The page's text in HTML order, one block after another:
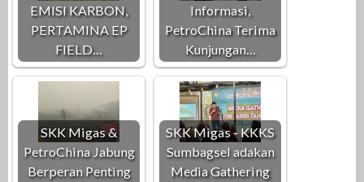
EMISI KARBON,
PERTAMINA EP
FIELD…
Informasi,
PetroChina Terima
Kunjungan…
SKK Migas &
PetroChina Jabung
Berperan Penting
SKK Migas - KKKS
Sumbagsel adakan
Media Gathering